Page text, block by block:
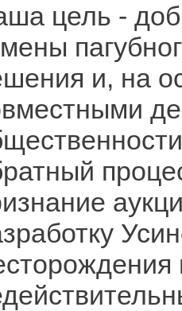
цель -
и, на